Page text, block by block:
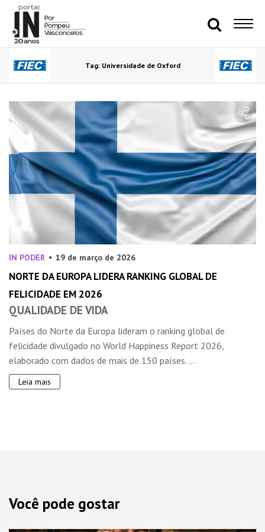
Tag: Universidade de Oxford
IN PODER 19 de março de 2026
NORTE DA EUROPA LIDERA RANKING GLOBAL DE
FELICIDADE EM 2026
QUALIDADE DE VIDA
Países do Norte da Europa lideram o ranking global de
felicidade divulgado no World Happiness Report 2026,
elaborado com dados de mais de 150 países. ...
Leia mais
Você pode gostar